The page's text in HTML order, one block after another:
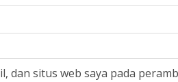
dan situs web saya pada